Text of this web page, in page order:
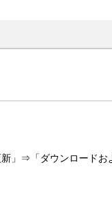
」⇒「ダウンロードお